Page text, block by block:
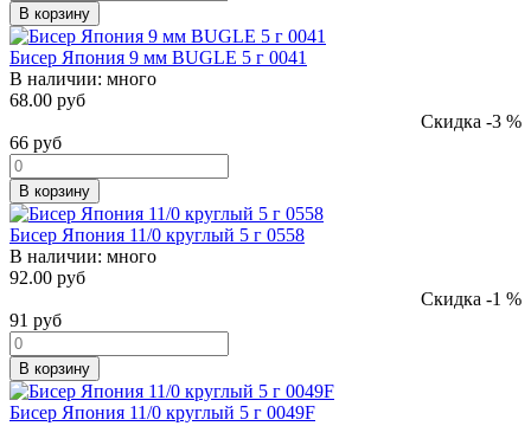
В корзину
Бисер Япония 9 мм BUGLE 5 г 0041
В наличии: много
68.00 руб
Скидка -3 %
66 руб
В корзину
Бисер Япония 11/0 круглый 5 г 0558
В наличии: много
92.00 руб
Скидка -1 %
91 руб
В корзину
Бисер Япония 11/0 круглый 5 г 0049F